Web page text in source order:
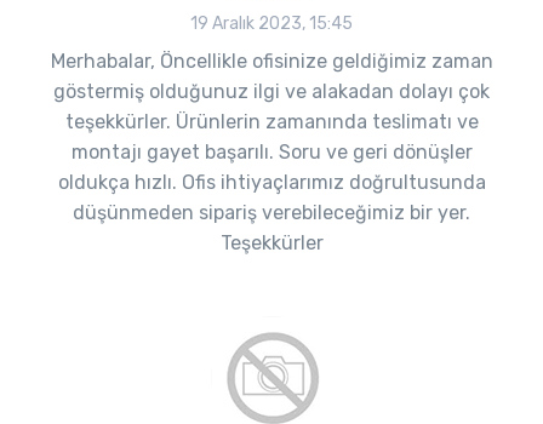
19 Aralık 2023, 15:45
Merhabalar, Öncellikle ofisinize geldiğimiz zaman
göstermiş olduğunuz ilgi ve alakadan dolayı çok
teşekkürler. Ürünlerin zamanında teslimatı ve
montajı gayet başarılı. Soru ve geri dönüşler
oldukça hızlı. Ofis ihtiyaçlarımız doğrultusunda
düşünmeden sipariş verebileceğimiz bir yer.
Teşekkürler